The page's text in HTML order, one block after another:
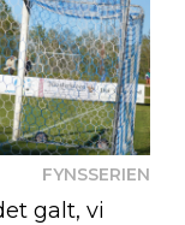
FYNSSERIEN
galt, vi